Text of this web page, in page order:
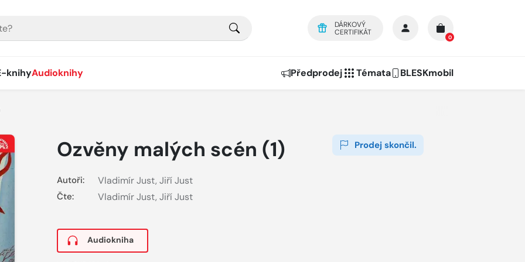
DÁRKOVÝ
CERTIFIKÁT
0
knihyAudioknihy Předprodej Témata BLESKmobil
Ozvěny malých scén (1)
Autoři: Vladimír Just, Jiří Just
Čte: Vladimír Just, Jiří Just
Audiokniha
Prodej skončil.